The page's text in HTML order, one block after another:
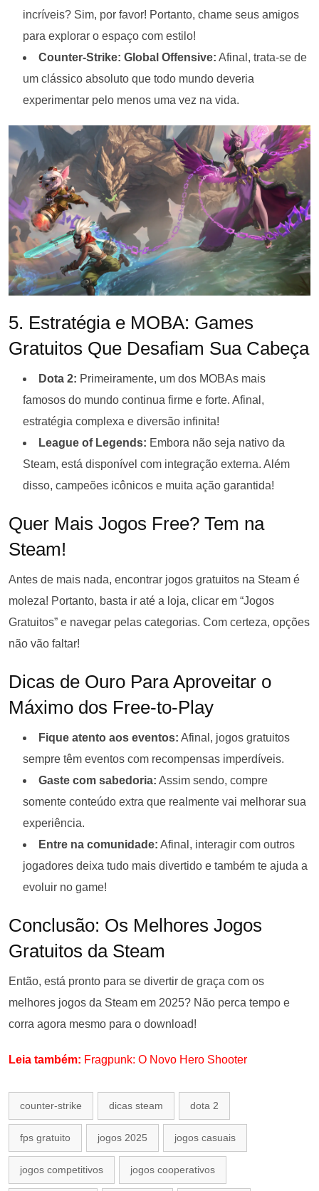
incríveis? Sim, por favor! Portanto, chame seus amigos
para explorar o espaço com estilo!
Counter-Strike: Global Offensive: Afinal, trata-se de
um clássico absoluto que todo mundo deveria
experimentar pelo menos uma vez na vida.
5. Estratégia e MOBA: Games
Gratuitos Que Desafiam Sua Cabeça
Dota 2: Primeiramente, um dos MOBAs mais
famosos do mundo continua firme e forte. Afinal,
estratégia complexa e diversão infinita!
League of Legends: Embora não seja nativo da
Steam, está disponível com integração externa. Além
disso, campeões icônicos e muita ação garantida!
Quer Mais Jogos Free? Tem na
Steam!
Antes de mais nada, encontrar jogos gratuitos na Steam é
moleza! Portanto, basta ir até a loja, clicar em “Jogos
Gratuitos” e navegar pelas categorias. Com certeza, opções
não vão faltar!
Dicas de Ouro Para Aproveitar o
Máximo dos Free-to-Play
Fique atento aos eventos: Afinal, jogos gratuitos
sempre têm eventos com recompensas imperdíveis.
Gaste com sabedoria: Assim sendo, compre
somente conteúdo extra que realmente vai melhorar sua
experiência.
Entre na comunidade: Afinal, interagir com outros
jogadores deixa tudo mais divertido e também te ajuda a
evoluir no game!
Conclusão: Os Melhores Jogos
Gratuitos da Steam
Então, está pronto para se divertir de graça com os
melhores jogos da Steam em 2025? Não perca tempo e
corra agora mesmo para o download!
Leia também: Fragpunk: O Novo Hero Shooter
counter-strike dicas steam dota 2
fps gratuito jogos 2025 jogos casuais
jogos competitivos jogos cooperativos